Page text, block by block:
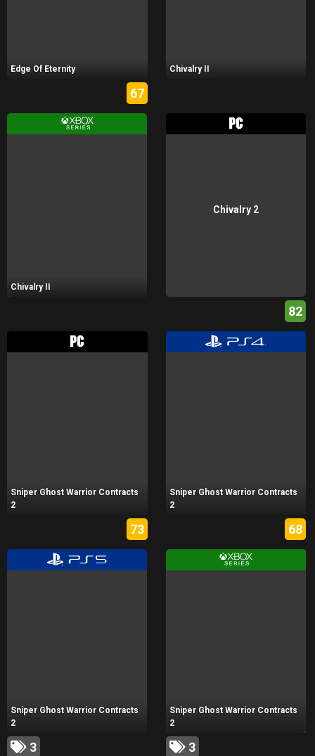
Edge Of Eternity
67
Chivalry II
Chivalry II
Chivalry 2
82
Sniper Ghost Warrior Contracts
2
73
Sniper Ghost Warrior Contracts
2
68
Sniper Ghost Warrior Contracts
2
3
Sniper Ghost Warrior Contracts
2
3